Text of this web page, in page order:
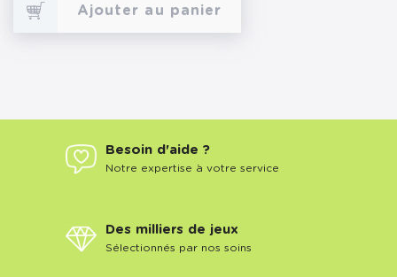
Ajouter au panier
Besoin d'aide ?
Notre expertise à votre service
Des milliers de jeux
Sélectionnés par nos soins